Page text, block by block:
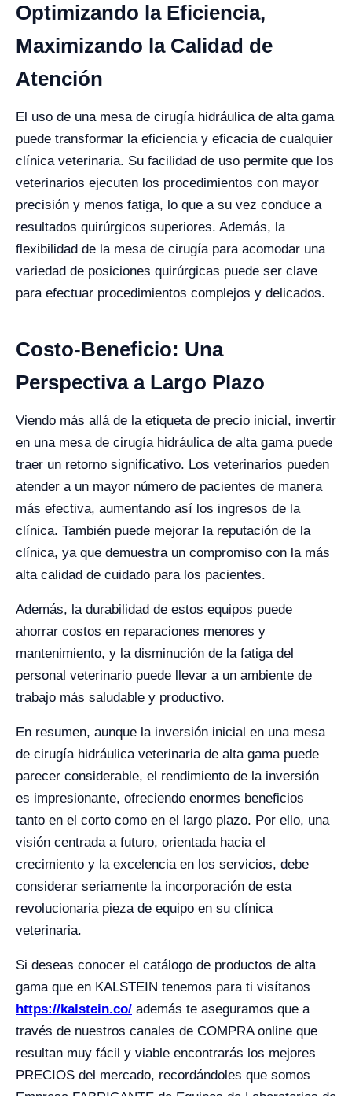
Optimizando la Eficiencia,
Maximizando la Calidad de
Atención
El uso de una mesa de cirugía hidráulica de alta gama
puede transformar la eficiencia y eficacia de cualquier
clínica veterinaria. Su facilidad de uso permite que los
veterinarios ejecuten los procedimientos con mayor
precisión y menos fatiga, lo que a su vez conduce a
resultados quirúrgicos superiores. Además, la
flexibilidad de la mesa de cirugía para acomodar una
variedad de posiciones quirúrgicas puede ser clave
para efectuar procedimientos complejos y delicados.
Costo-Beneficio: Una
Perspectiva a Largo Plazo
Viendo más allá de la etiqueta de precio inicial, invertir
en una mesa de cirugía hidráulica de alta gama puede
traer un retorno significativo. Los veterinarios pueden
atender a un mayor número de pacientes de manera
más efectiva, aumentando así los ingresos de la
clínica. También puede mejorar la reputación de la
clínica, ya que demuestra un compromiso con la más
alta calidad de cuidado para los pacientes.
Además, la durabilidad de estos equipos puede
ahorrar costos en reparaciones menores y
mantenimiento, y la disminución de la fatiga del
personal veterinario puede llevar a un ambiente de
trabajo más saludable y productivo.
En resumen, aunque la inversión inicial en una mesa
de cirugía hidráulica veterinaria de alta gama puede
parecer considerable, el rendimiento de la inversión
es impresionante, ofreciendo enormes beneficios
tanto en el corto como en el largo plazo. Por ello, una
visión centrada a futuro, orientada hacia el
crecimiento y la excelencia en los servicios, debe
considerar seriamente la incorporación de esta
revolucionaria pieza de equipo en su clínica
veterinaria.
Si deseas conocer el catálogo de productos de alta
gama que en KALSTEIN tenemos para ti visítanos
https://kalstein.co/ además te aseguramos que a
través de nuestros canales de COMPRA online que
resultan muy fácil y viable encontrarás los mejores
PRECIOS del mercado, recordándoles que somos